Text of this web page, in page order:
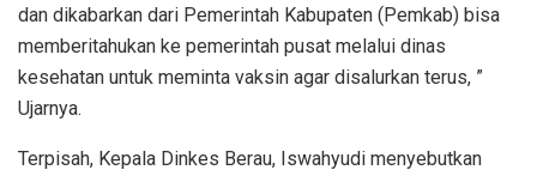
dan dikabarkan dari Pemerintah Kabupaten (Pemkab) bisa
memberitahukan ke pemerintah pusat melalui dinas
kesehatan untuk meminta vaksin agar disalurkan terus, ”
Ujarnya.
Terpisah, Kepala Dinkes Berau, Iswahyudi menyebutkan